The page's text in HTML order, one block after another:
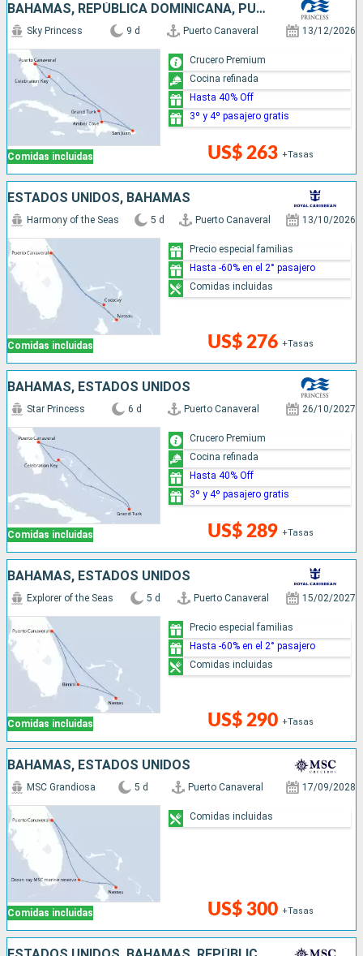
BAHAMAS, REPÚBLICA DOMINICANA, PUERTO RICO, ESTADOS UNIDOS
Comidas incluidas
Sky Princess 9 d Puerto Canaveral 13/12/2026
US$ 263 +Tasas
Crucero Premium
Cocina refinada
Hasta 40% Off
3º y 4º pasajero gratis
ESTADOS UNIDOS, BAHAMAS
Comidas incluidas
Harmony of the Seas 5 d Puerto Canaveral 13/10/2026
US$ 276 +Tasas
Precio especial familias
Hasta -60% en el 2° pasajero
Comidas incluidas
BAHAMAS, ESTADOS UNIDOS
Comidas incluidas
Star Princess 6 d Puerto Canaveral 26/10/2027
US$ 289 +Tasas
Crucero Premium
Cocina refinada
Hasta 40% Off
3º y 4º pasajero gratis
BAHAMAS, ESTADOS UNIDOS
Comidas incluidas
Explorer of the Seas 5 d Puerto Canaveral 15/02/2027
US$ 290 +Tasas
Precio especial familias
Hasta -60% en el 2° pasajero
Comidas incluidas
BAHAMAS, ESTADOS UNIDOS
Comidas incluidas
MSC Grandiosa 5 d Puerto Canaveral 17/09/2028
US$ 300 +Tasas
Comidas incluidas